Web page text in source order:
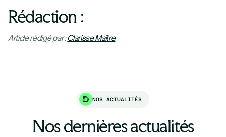
Rédaction :
Article rédigé par :Clarisse Maître
NOS ACTUALITÉS
Nos dernières actualités